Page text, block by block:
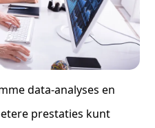
data-analyses en
prestaties kunt